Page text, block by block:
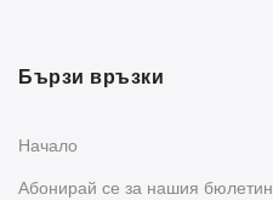
Бързи връзки
Начало
Абонирай се за нашия бюлетин